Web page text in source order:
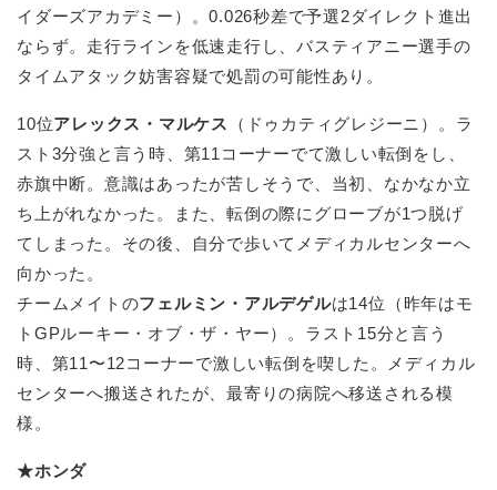
イダーズアカデミー）。0.026秒差で予選2ダイレクト進出
ならず。走行ラインを低速走行し、バスティアニー選手の
タイムアタック妨害容疑で処罰の可能性あり。
10位アレックス・マルケス
（ドゥカティグレジーニ）。ラ
スト3分強と言う時、第11コーナーでて激しい転倒をし、
赤旗中断。意識はあったが苦しそうで、当初、なかなか立
ち上がれなかった。また、転倒の際にグローブが1つ脱げ
てしまった。その後、自分で歩いてメディカルセンターへ
向かった。
チームメイトのフェルミン・アルデゲルは14位（昨年はモ
トGPルーキー・オブ・ザ・ヤー）。ラスト15分と言う
時、第11〜12コーナーで激しい転倒を喫した。メディカル
センターへ搬送されたが、最寄りの病院へ移送される模
様。
★ホンダ